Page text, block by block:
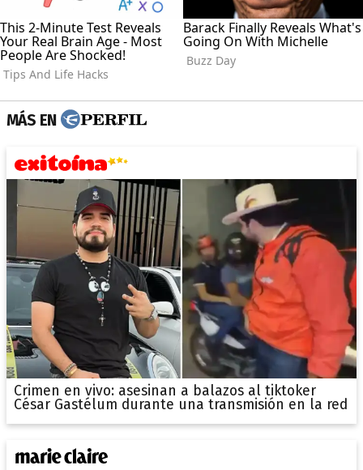
MÁS EN
Crimen en vivo: asesinan a balazos al tiktoker
César Gastélum durante una transmisión en la red